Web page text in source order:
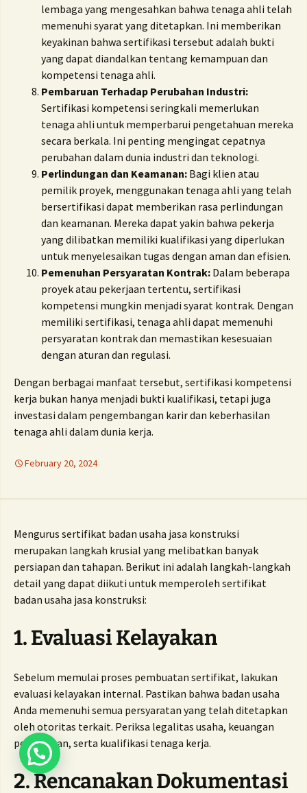
lembaga yang mengesahkan bahwa tenaga ahli telah
memenuhi syarat yang ditetapkan. Ini memberikan
keyakinan bahwa sertifikasi tersebut adalah bukti
yang dapat diandalkan tentang kemampuan dan
kompetensi tenaga ahli.
Pembaruan Terhadap Perubahan Industri:
Sertifikasi kompetensi seringkali memerlukan
tenaga ahli untuk memperbarui pengetahuan mereka
secara berkala. Ini penting mengingat cepatnya
perubahan dalam dunia industri dan teknologi.
Perlindungan dan Keamanan: Bagi klien atau
pemilik proyek, menggunakan tenaga ahli yang telah
bersertifikasi dapat memberikan rasa perlindungan
dan keamanan. Mereka dapat yakin bahwa pekerja
yang dilibatkan memiliki kualifikasi yang diperlukan
untuk menyelesaikan tugas dengan aman dan efisien.
Pemenuhan Persyaratan Kontrak: Dalam beberapa
proyek atau pekerjaan tertentu, sertifikasi
kompetensi mungkin menjadi syarat kontrak. Dengan
memiliki sertifikasi, tenaga ahli dapat memenuhi
persyaratan kontrak dan memastikan kesesuaian
dengan aturan dan regulasi.
Dengan berbagai manfaat tersebut, sertifikasi kompetensi
kerja bukan hanya menjadi bukti kualifikasi, tetapi juga
investasi dalam pengembangan karir dan keberhasilan
tenaga ahli dalam dunia kerja.
February 20, 2024
Mengurus sertifikat badan usaha jasa konstruksi
merupakan langkah krusial yang melibatkan banyak
persiapan dan tahapan. Berikut ini adalah langkah-langkah
detail yang dapat diikuti untuk memperoleh sertifikat
badan usaha jasa konstruksi:
1. Evaluasi Kelayakan
Sebelum memulai proses pembuatan sertifikat, lakukan
evaluasi kelayakan internal. Pastikan bahwa badan usaha
Anda memenuhi semua persyaratan yang telah ditetapkan
oleh otoritas terkait. Periksa legalitas usaha, keuangan
perusahaan, serta kualifikasi tenaga kerja.
2. Rencanakan Dokumentasi